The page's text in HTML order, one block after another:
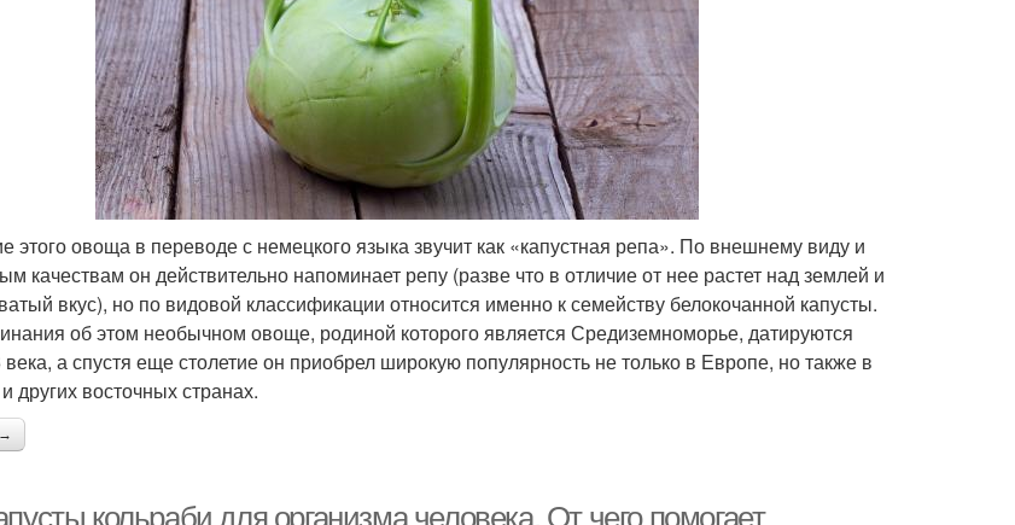
этого овоща в переводе с немецкого языка звучит как «капустная репа». По внешнему виду и
качествам он действительно напоминает репу (разве что в отличие от нее растет над землей и
вкус), но по видовой классификации относится именно к семейству белокочанной капусты.
об этом необычном овоще, родиной которого является Средиземноморье, датируются
а спустя еще столетие он приобрел широкую популярность не только в Европе, но также в
других восточных странах.
кольраби для организма человека. От чего помогает